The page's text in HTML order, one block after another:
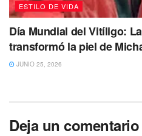
ESTILO DE VIDA
Día Mundial del Vitíligo:
transformó la piel de
JUNIO 25, 2026
Deja un comentario